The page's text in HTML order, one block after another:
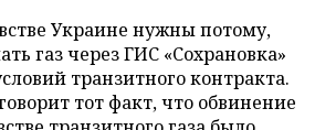
Украине нужны потому,
газ через ГИС «Сохрановка»
транзитного контракта.
тот факт, что обвинение